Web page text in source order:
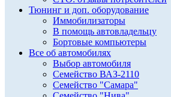
Тюнинг и доп. оборудование
Иммобилизаторы
В помощь автовладельцу
Бортовые компьютеры
Все об автомобилях
Выбор автомобиля
Семейство ВАЗ-2110
Семейство "Самара"